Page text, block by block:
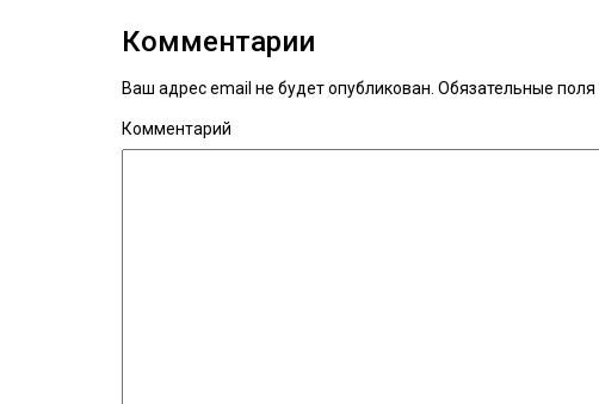
Комментарии
Ваш адрес email не будет опубликован. Обязательные
Комментарий